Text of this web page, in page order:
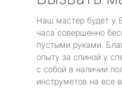
Наш мастер будет у
часа совершенно
пустыми руками.
опыту за спиной у
с собой в наличии
инструметов на все